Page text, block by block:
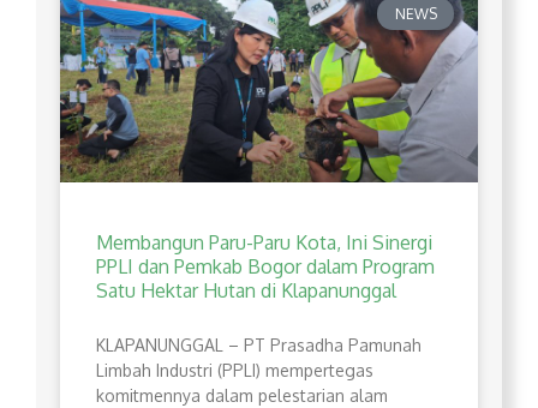
NEWS
Membangun Paru-Paru Kota, Ini Sinergi
PPLI dan Pemkab Bogor dalam Program
Satu Hektar Hutan di Klapanunggal
​KLAPANUNGGAL – PT Prasadha Pamunah
Limbah Industri (PPLI) mempertegas
komitmennya dalam pelestarian alam